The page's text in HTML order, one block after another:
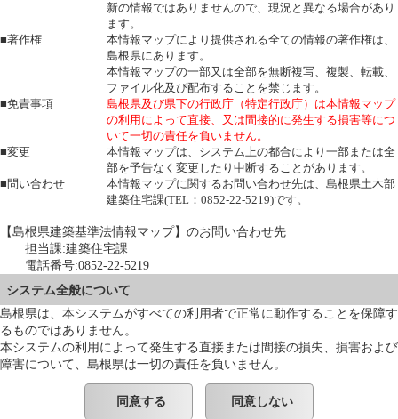
新の情報ではありませんので、現況と異なる場合があり
ます。
■著作権
本情報マップにより提供される全ての情報の著作権は、
島根県にあります。
本情報マップの一部又は全部を無断複写、複製、転載、
ファイル化及び配布することを禁じます。
■免責事項
島根県及び県下の行政庁（特定行政庁）は本情報マップ
の利用によって直接、又は間接的に発生する損害等につ
いて一切の責任を負いません。
■変更
本情報マップは、システム上の都合により一部または全
部を予告なく変更したり中断することがあります。
■問い合わせ
本情報マップに関するお問い合わせ先は、島根県土木部
建築住宅課(TEL：0852-22-5219)です。
【島根県建築基準法情報マップ】のお問い合わせ先
担当課:建築住宅課
電話番号:0852-22-5219
システム全般について
島根県は、本システムがすべての利用者で正常に動作することを保障す
るものではありません。
本システムの利用によって発生する直接または間接の損失、損害および
障害について、島根県は一切の責任を負いません。
同意する 同意しない